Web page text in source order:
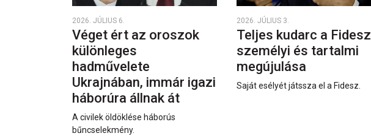
2026. JÚLIUS 6.
Véget ért az oroszok
különleges
hadművelete
Ukrajnában, immár igazi
háborúra állnak át
A civilek öldöklése háborús
bűncselekmény.
2026. JÚLIUS 3.
Teljes kudarc a Fidesz
személyi és tartalmi
megújulása
Saját esélyét játssza el a Fidesz.